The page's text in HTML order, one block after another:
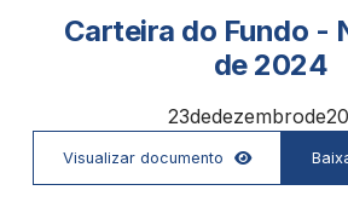
Carteira do Fundo -
de 2024
23dedezembrode
Visualizar documento 